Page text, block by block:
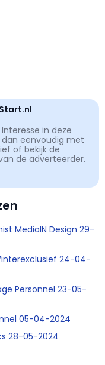
in deze
eenvoudig met
of bekijk de
de adverteerder.
MediaIN Design 29-
24-04-
Personnel 23-05-
05-04-2024
28-05-2024